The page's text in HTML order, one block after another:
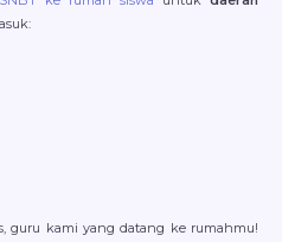
guru kami yang datang ke rumahmu!